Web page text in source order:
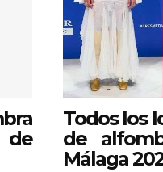
de
Todos los
de
Málaga